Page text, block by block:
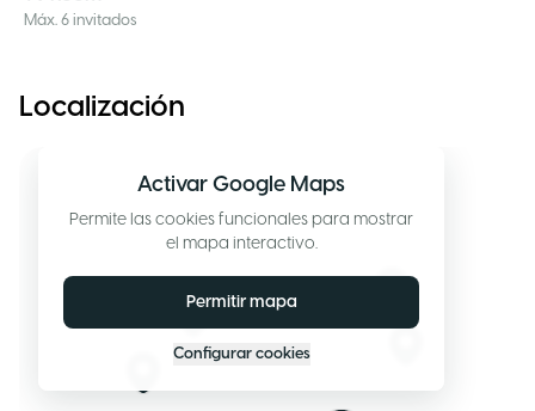
Máx. 6 invitados
Localización
Activar Google Maps
Permite las cookies funcionales para mostrar
el mapa interactivo.
Permitir mapa
Configurar cookies